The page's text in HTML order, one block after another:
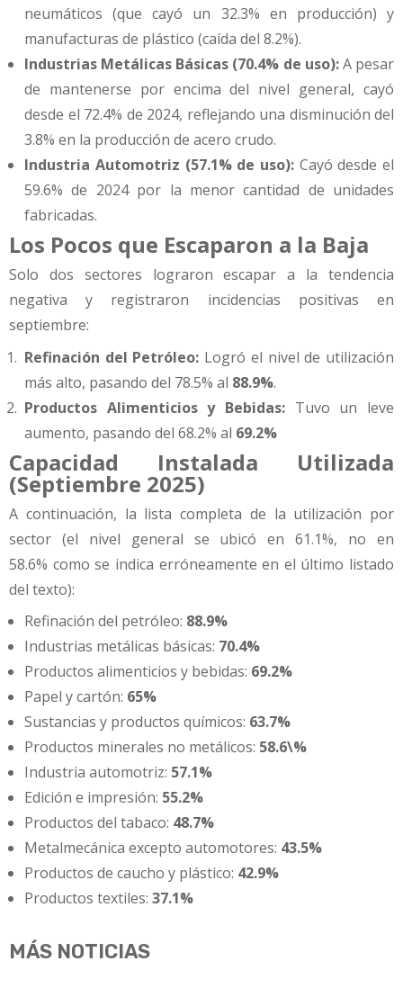
neumáticos (que cayó un 32.3% en producción) y
manufacturas de plástico (caída del 8.2%).
Industrias Metálicas Básicas (70.4% de uso):A pesar
de mantenerse por encima del nivel general, cayó
desde el 72.4% de 2024, reflejando una disminución del
3.8% en la producción de acero crudo.
Industria Automotriz (57.1% de uso):Cayó desde el
59.6% de 2024 por la menor cantidad de unidades
fabricadas.
Los Pocos que Escaparon a la Baja
Solo dos sectores lograron escapar a la tendencia
negativa y registraron incidencias positivas en
septiembre:
Refinación del Petróleo: Logró el nivel de utilización
más alto, pasando del 78.5% al 88.9%.
Productos Alimenticios y Bebidas:Tuvo un leve
aumento, pasando del 68.2% al 69.2%
Capacidad Instalada Utilizada
(Septiembre 2025)
A continuación, la lista completa de la utilización por
sector (el nivel general se ubicó en 61.1%, no en
58.6% como se indica erróneamente en el último listado
del texto):
Refinación del petróleo: 88.9%
Industrias metálicas básicas: 70.4%
Productos alimenticios y bebidas: 69.2%
Papel y cartón: 65%
Sustancias y productos químicos: 63.7%
Productos minerales no metálicos: 58.6\%
Industria automotriz: 57.1%
Edición e impresión: 55.2%
Productos del tabaco: 48.7%
Metalmecánica excepto automotores: 43.5%
Productos de caucho y plástico: 42.9%
Productos textiles:37.1%
MÁS NOTICIAS